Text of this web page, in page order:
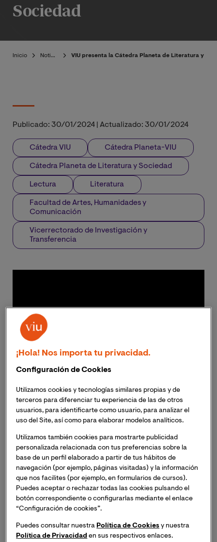
Sociedad
Inicio Noticias VIU presenta la Cátedra Planeta de Literatura y
Publicado: 30/01/2024 Actualizado: 30/01/2024
Cátedra VIU Cátedra Planeta-VIU
Cátedra Planeta de Literatura y Sociedad
Lectura Literatura
Facultad de Artes, Humanidades y
Comunicación
Vicerrectorado de Investigación y
Transferencia
La Cátedra nace del trabajo colaborativo entre el
¡Hola! Nos importa tu privacidad.
Configuración de Cookies
Utilizamos cookies y tecnologías similares propias y de
terceros para diferenciar tu experiencia de las de otros
usuarios, para identificarte como usuario, para analizar el
uso del Site, así como para elaborar modelos analíticos.
Utilizamos también cookies para mostrarte publicidad
personalizada relacionada con tus preferencias sobre la
base de un perfil elaborado a partir de tus hábitos de
navegación (por ejemplo, páginas visitadas) y la información
que nos facilites (por ejemplo, en formularios de cursos).
Puedes aceptar o rechazar todas las cookies pulsando el
botón correspondiente o configurarlas mediante el enlace
“Configuración de cookies”.
Puedes consultar nuestra Política de Cookies y nuestra
Política de Privacidad en sus respectivos enlaces.